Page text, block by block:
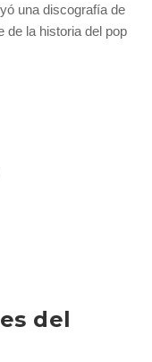
una discografía de
de la historia del pop
del